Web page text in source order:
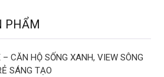
PHẨM
– CĂN HỘ SỐNG XANH, VIEW SÔNG
SÁNG TẠO